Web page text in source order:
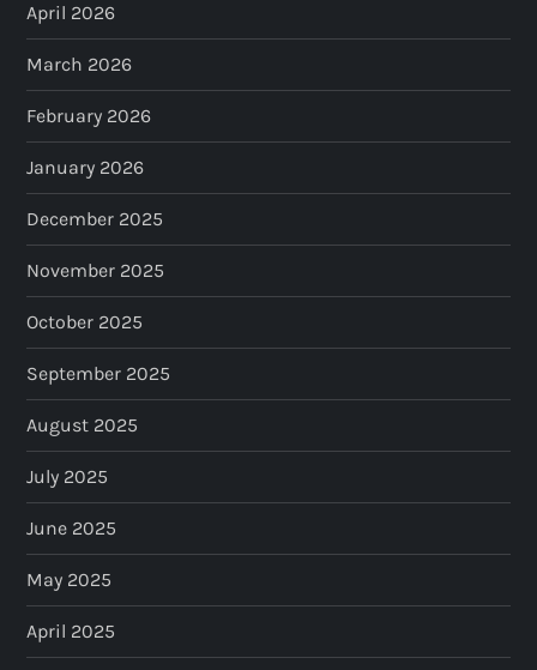
April 2026
March 2026
February 2026
January 2026
December 2025
November 2025
October 2025
September 2025
August 2025
July 2025
June 2025
May 2025
April 2025